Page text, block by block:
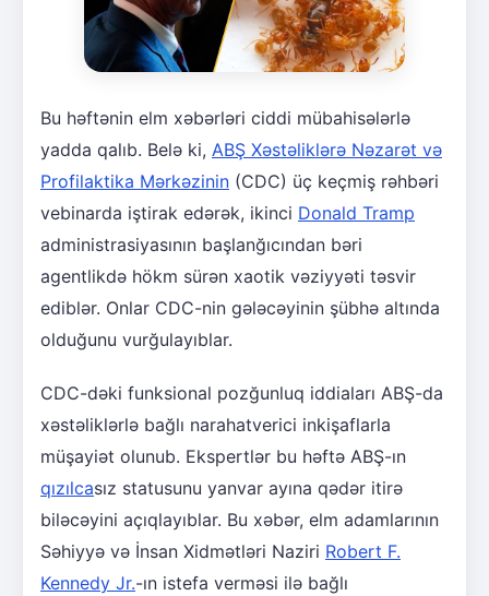
Bu həftənin elm xəbərləri ciddi mübahisələrlə
yadda qalıb. Belə ki, ABŞ Xəstəliklərə Nəzarət və
Profilaktika Mərkəzinin (CDC) üç keçmiş rəhbəri
vebinarda iştirak edərək, ikinci Donald Tramp
administrasiyasının başlanğıcından bəri
agentlikdə hökm sürən xaotik vəziyyəti təsvir
ediblər. Onlar CDC-nin gələcəyinin şübhə altında
olduğunu vurğulayıblar.
CDC-dəki funksional pozğunluq iddiaları ABŞ-da
xəstəliklərlə bağlı narahatverici inkişaflarla
müşayiət olunub. Ekspertlər bu həftə ABŞ-ın
qızılcasız statusunu yanvar ayına qədər itirə
biləcəyini açıqlayıblar. Bu xəbər, elm adamlarının
Səhiyyə və İnsan Xidmətləri Naziri Robert F.
Kennedy Jr.-ın istefa verməsi ilə bağlı